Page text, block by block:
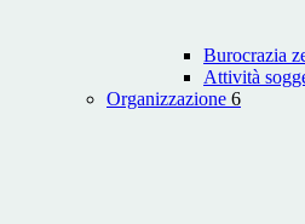
Burocrazia
Attività
Organizzazione 6